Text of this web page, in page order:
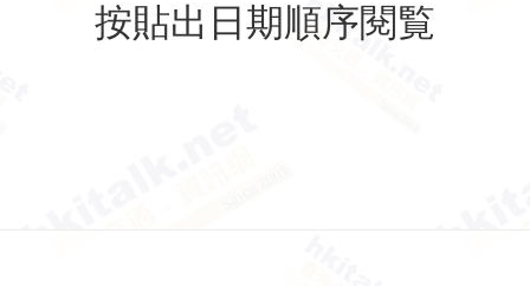
按貼出日期順序閱覧